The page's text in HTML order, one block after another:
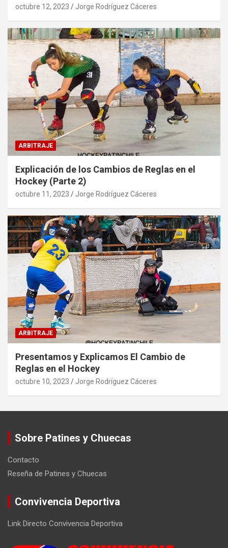
octubre 12, 2023 Jorge Rodríguez Cáceres
ARBITRAJE
Explicación de los Cambios de Reglas en el
Hockey (Parte 2)
octubre 11, 2023 Jorge Rodríguez Cáceres
ARBITRAJE
Presentamos y Explicamos El Cambio de
Reglas en el Hockey
octubre 10, 2023 Jorge Rodríguez Cáceres
Sobre Patines y Chuecas
Contacto
Reseña de Patines y Chuecas
Convivencia Deportiva
Link Directo Convivencia Deportiva